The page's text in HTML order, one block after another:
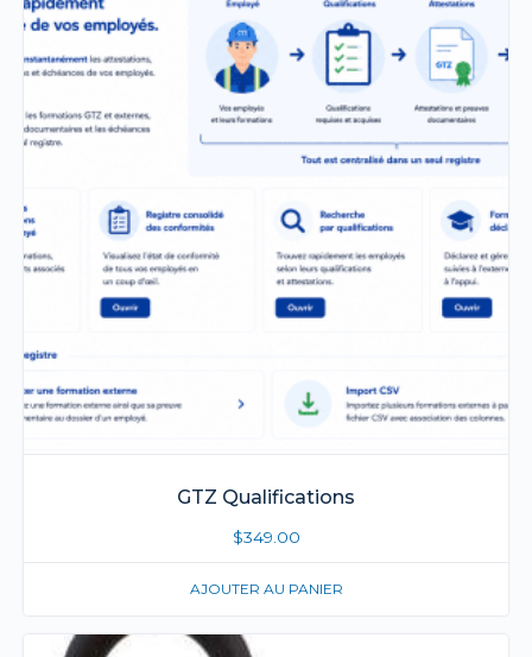
GTZ Qualifications
$349.00
AJOUTER AU PANIER